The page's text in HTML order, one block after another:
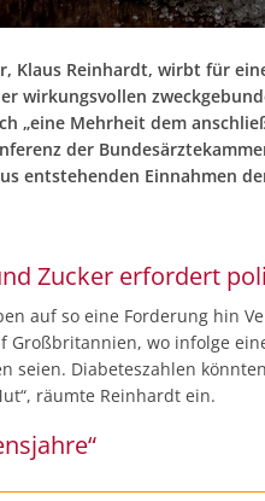
Klaus Reinhardt, wirbt für
wirkungsvollen
„eine Mehrheit dem
der
entstehenden Einnahmen
Zucker erfordert
auf so eine Forderung hin
Großbritannien, wo infolge
seien. Diabeteszahlen
räumte Reinhardt ein.